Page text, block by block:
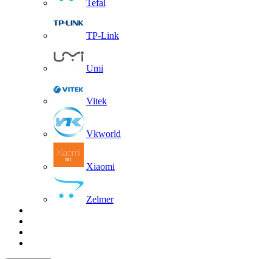
Tefal
TP-Link
Umi
Vitek
Vkworld
Xiaomi
Zelmer